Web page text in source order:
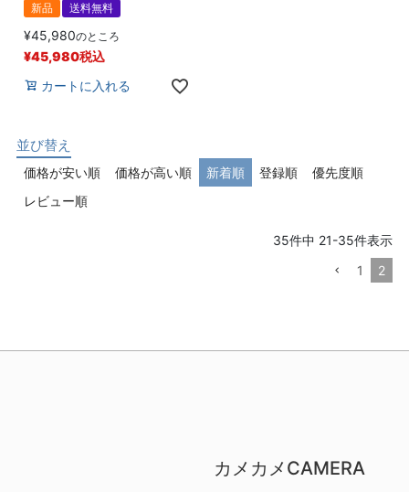
新品 送料無料
¥45,980のところ
¥45,980税込
カートに入れる
並び替え
価格が安い順 価格が高い順 新着順 登録順
優先度順
レビュー順
35件中 21-35件表示
1
2
カメカメCAMERA